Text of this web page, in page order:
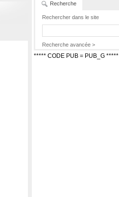
Recherche
Rechercher dans le site
Recherche avancée >
***** CODE PUB = PUB_G *****
Pratique